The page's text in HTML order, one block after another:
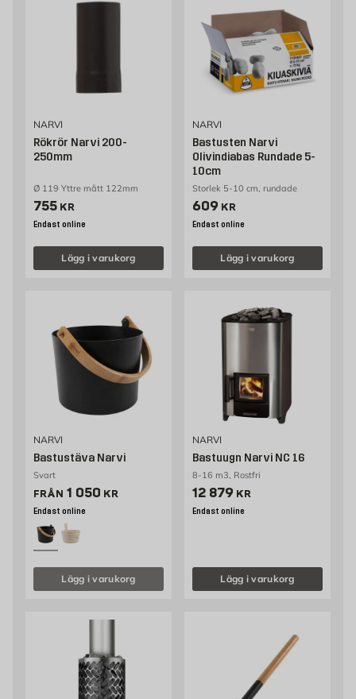
NARVI
Rökrör Narvi 200-
250mm
Ø 119 Yttre mått 122mm
Pris 755 kr
755 KR
Endast online
Lägg i varukorg
NARVI
Bastusten Narvi
Olivindiabas Rundade 5-
10cm
Storlek 5-10 cm, rundade
Pris 609 kr
609 KR
Endast online
Lägg i varukorg
NARVI
Bastustäva Narvi
Svart
FRÅN Pris 549 kr
1 050 KR
Endast online
Lägg i varukorg
NARVI
Bastuugn Narvi NC 16
8-16 m3, Rostfri
Pris 12879 kr
12 879 KR
Endast online
Lägg i varukorg